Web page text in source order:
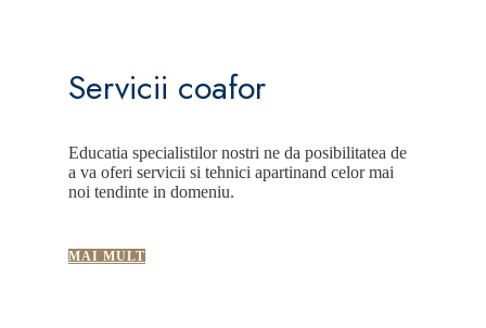
Servicii coafor
Educatia specialistilor nostri ne da posibilitatea de
a va oferi servicii si tehnici apartinand celor mai
noi tendinte in domeniu.
MAI MULT